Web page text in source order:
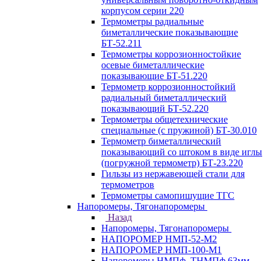
корпусом серии 220
Термометры радиальные
биметаллические показывающие
БТ-52.211
Термометры коррозионностойкие
осевые биметаллические
показывающие БТ-51.220
Термометр коррозионностойкий
радиальный биметаллический
показывающий БТ-52.220
Термометры общетехнические
специальные (с пружиной) БТ-30.010
Термометр биметаллический
показывающий со штоком в виде иглы
(погружной термометр) БТ-23.220
Гильзы из нержавеющей стали для
термометров
Термометры самопишущие ТГС
Напоромеры, Тягонапоромеры
Назад
Напоромеры, Тягонапоромеры
НАПОРОМЕР НМП-52-М2
НАПОРОМЕР НМП-100-М1